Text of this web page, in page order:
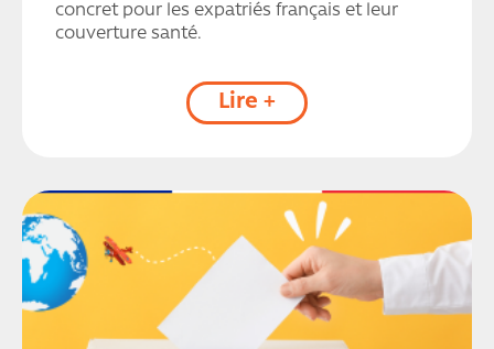
concret pour les expatriés français et leur
couverture santé.
Lire +